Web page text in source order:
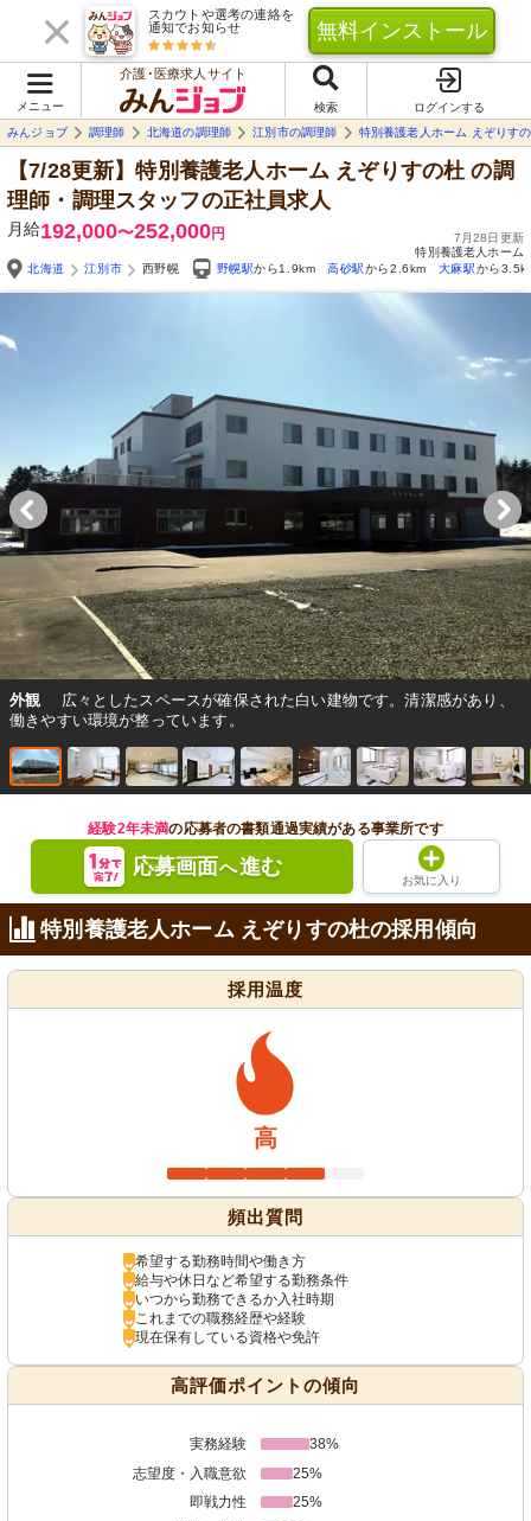
スカウトや選考の連絡を
通知でお知らせ
無料インストール
メニュー
介護･医療求人サイト
検索
ログインする
みんジョブ
調理師 北海道の調理師 江別市の調理師 特別養護老人ホーム えぞりす
【7/28更新】特別養護老人ホーム えぞりすの杜 の調
理師・調理スタッフの正社員求人
月給192,000〜252,000円
7月28日更新
特別養護老人ホーム
北海道
江別市 西野幌 野幌駅から1.9km 高砂駅から2.6km 大麻駅から
外観
広々としたスペースが確保された白い建物です。清潔感があり、
働きやすい環境が整っています。
経験2年未満の応募者の書類通過実績がある事業所です
応募画面へ進む
お気に入り
特別養護老人ホーム えぞりすの杜の採用傾向
採用温度
高
頻出質問
希望する勤務時間や働き方
給与や休日など希望する勤務条件
いつから勤務できるか入社時期
これまでの職務経歴や経験
現在保有している資格や免許
高評価ポイントの傾向
実務経験
38%
志望度・入職意欲
25%
即戦力性
25%